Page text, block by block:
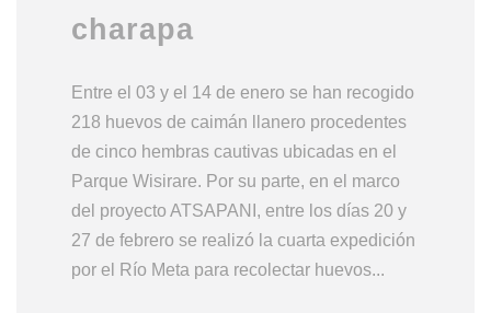
charapa
Entre el 03 y el 14 de enero se han recogido
218 huevos de caimán llanero procedentes
de cinco hembras cautivas ubicadas en el
Parque Wisirare. Por su parte, en el marco
del proyecto ATSAPANI, entre los días 20 y
27 de febrero se realizó la cuarta expedición
por el Río Meta para recolectar huevos...